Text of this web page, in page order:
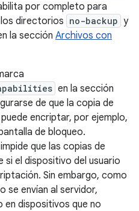
por completo para
directorios no-backup y
la sección Archivos con
en la sección
de que la copia de
encriptar, por ejemplo,
de bloqueo.
que las copias de
si el dispositivo del usuario
Sin embargo, como
se envían al servidor,
en dispositivos que no